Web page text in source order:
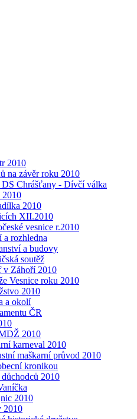
2010
na závěr roku 2010
Chrášťany - Dívčí válka
2010
2010
XII.2010
vesnice r.2010
a rozhledna
a budovy
soutěž
v Záhoří 2010
Vesnice roku 2010
2010
a okolí
ČR
2010
karneval 2010
maškarní průvod 2010
kronikou
důchodců 2010
2010
2010